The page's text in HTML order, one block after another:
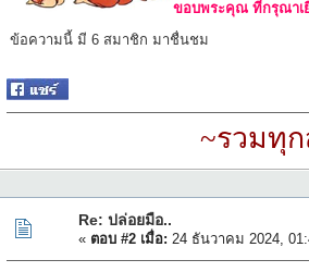
ขอบพระคุณ ที่กรุณาเ
ข้อความนี้ มี 6 สมาชิก มาชื่นชม
~รวมทุ
Re: ปล่อยมือ..
« ตอบ #2 เมื่อ: 24 ธันวาคม 2024,